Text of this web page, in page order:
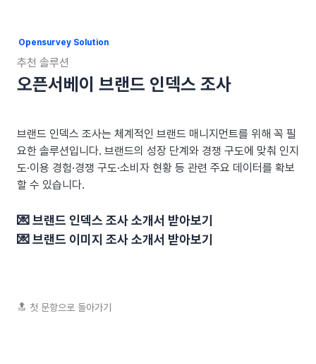
Opensurvey Solution
추천 솔루션
오픈서베이 브랜드 인덱스 조사
브랜드 인덱스 조사는 체계적인 브랜드 매니지먼트를 위해 꼭 필
요한 솔루션입니다. 브랜드의 성장 단계와 경쟁 구도에 맞춰 인지
도·이용 경험·경쟁 구도·소비자 현황 등 관련 주요 데이터를 확보
할 수 있습니다.
💌 브랜드 인덱스 조사 소개서 받아보기
💌 브랜드 이미지 조사 소개서 받아보기
🔝 첫 문항으로 돌아가기